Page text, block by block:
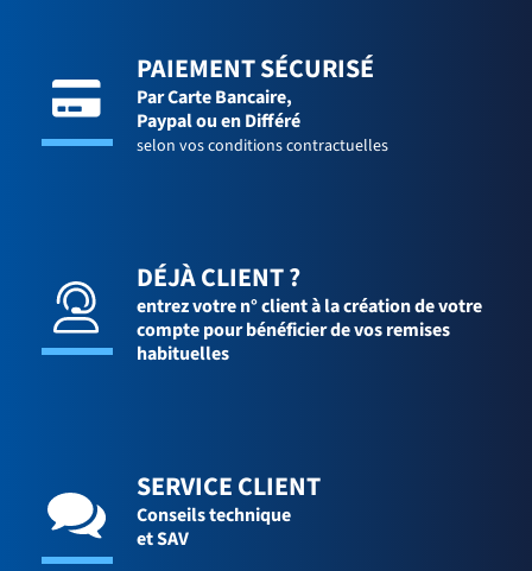
PAIEMENT SÉCURISÉ
Par Carte Bancaire,
Paypal ou en Différé
selon vos conditions contractuelles
DÉJÀ CLIENT ?
entrez votre n° client à la création de votre
compte pour bénéficier de vos remises
habituelles
SERVICE CLIENT
Conseils technique
et SAV